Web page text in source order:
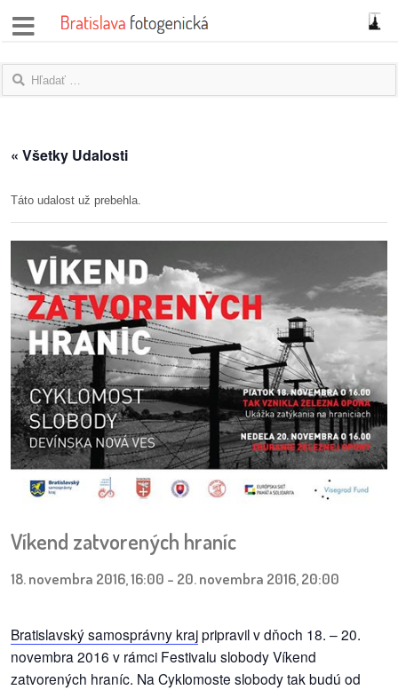
správy
názory
blogy
fotky
protesty
granty
pozvánky
Historický
kalendár
časti
konania
« Všetky Udalosti
Táto udalost už prebehla.
Víkend zatvorených hraníc
18. novembra 2016, 16:00 - 20. novembra 2016, 20:00
Bratislavský samosprávny krajpripravil v dňoch 18. – 20.
novembra 2016 v rámci Festivalu slobody Víkend
zatvorených hraníc. Na Cyklomoste slobody tak budú od